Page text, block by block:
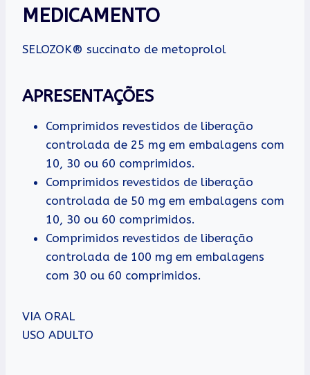
MEDICAMENTO
SELOZOK® succinato de metoprolol
APRESENTAÇÕES
Comprimidos revestidos de liberação
controlada de 25 mg em embalagens com
10, 30 ou 60 comprimidos.
Comprimidos revestidos de liberação
controlada de 50 mg em embalagens com
10, 30 ou 60 comprimidos.
Comprimidos revestidos de liberação
controlada de 100 mg em embalagens
com 30 ou 60 comprimidos.
VIA ORAL
USO ADULTO